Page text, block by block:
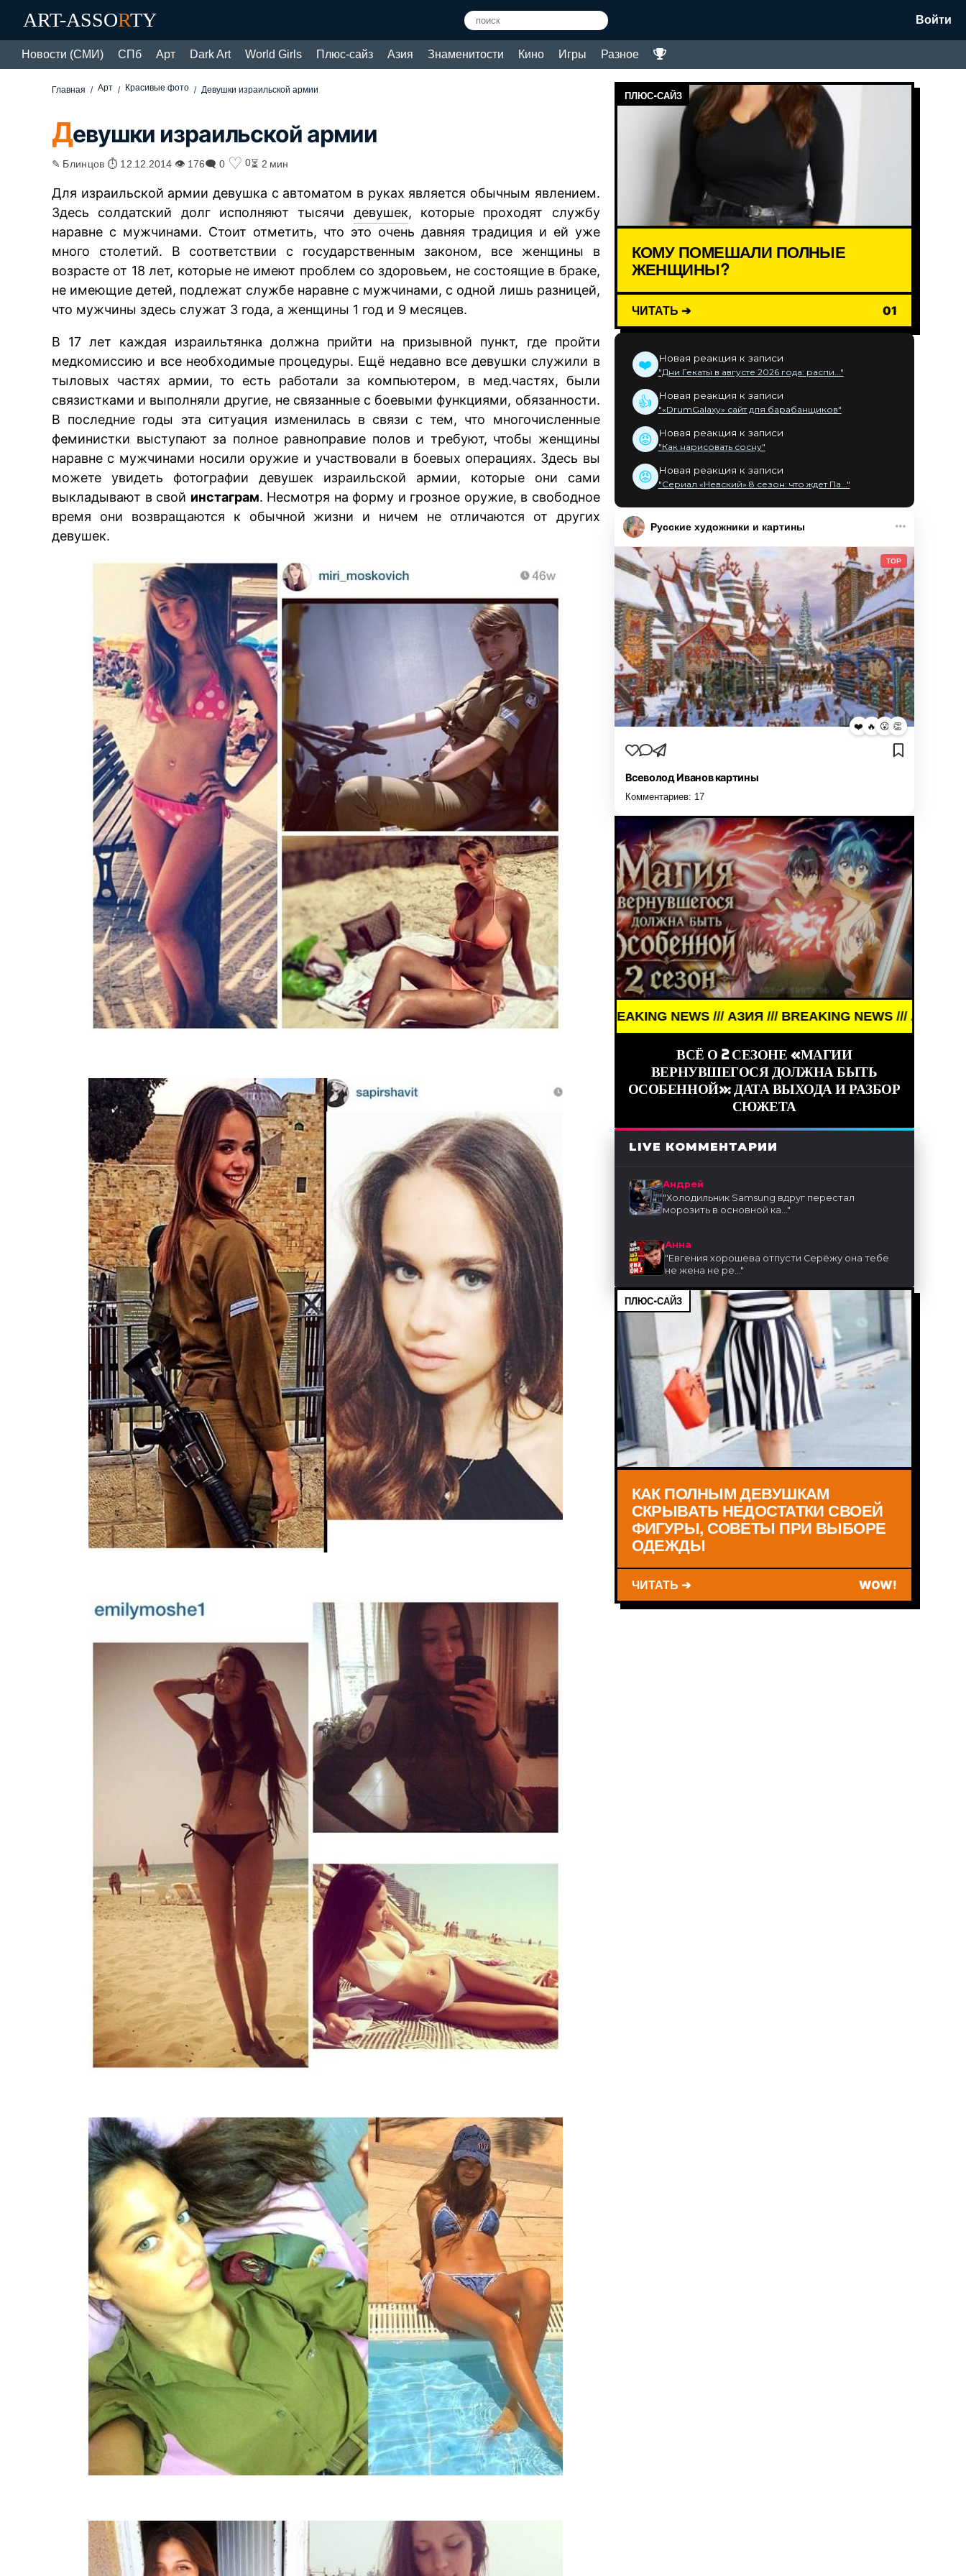
ART-ASSORTY Войти
Новости (СМИ) СПб Арт Dark Art World Girls Плюс-сайз Азия Знаменитости Кино Игры Разное
Главная Арт Красивые фото Девушки израильской армии
Девушки израильской армии
✎ Блинцов ⏱ 12.12.2014 👁 176🗨 0 ♡ 0⏳ 2 мин
Для израильской армии девушка с автоматом в руках является обычным явлением.
Здесь солдатский долг исполняют тысячи девушек, которые проходят службу
наравне с мужчинами. Стоит отметить, что это очень давняя традиция и ей уже
много столетий. В соответствии с государственным законом, все женщины в
возрасте от 18 лет, которые не имеют проблем со здоровьем, не состоящие в браке,
не имеющие детей, подлежат службе наравне с мужчинами, с одной лишь разницей,
что мужчины здесь служат 3 года, а женщины 1 год и 9 месяцев.
В 17 лет каждая израильтянка должна прийти на призывной пункт, где пройти
медкомиссию и все необходимые процедуры. Ещё недавно все девушки служили в
тыловых частях армии, то есть работали за компьютером, в мед.частях, были
связистками и выполняли другие, не связанные с боевыми функциями, обязанности.
В последние годы эта ситуация изменилась в связи с тем, что многочисленные
феминистки выступают за полное равноправие полов и требуют, чтобы женщины
наравне с мужчинами носили оружие и участвовали в боевых операциях. Здесь вы
можете увидеть фотографии девушек израильской армии, которые они сами
выкладывают в свой инстаграм. Несмотря на форму и грозное оружие, в свободное
время они возвращаются к обычной жизни и ничем не отличаются от других
девушек.
ПЛЮС-САЙЗ
КОМУ ПОМЕШАЛИ ПОЛНЫЕ
ЖЕНЩИНЫ?
ЧИТАТЬ ➔ 01
❤️ Новая реакция к записи
"Дни Гекаты в августе 2026 года: распи..."
👍 Новая реакция к записи
"«DrumGalaxy» сайт для барабанщиков"
😡 Новая реакция к записи
"Как нарисовать сосну"
😡 Новая реакция к записи
"Сериал «Невский» 8 сезон: что ждет Па..."
Русские художники и картины
TOP
❤️ 🔥 😮 👏
Всеволод Иванов картины
Комментариев: 17
BREAKING NEWS /// АЗИЯ /// BREAKING NEWS /// АЗИЯ ///
ВСЁ О 2 СЕЗОНЕ «МАГИИ
ВЕРНУВШЕГОСЯ ДОЛЖНА БЫТЬ
ОСОБЕННОЙ»: ДАТА ВЫХОДА И РАЗБОР
СЮЖЕТА
LIVE КОММЕНТАРИИ
Андрей
"Холодильник Samsung вдруг перестал
морозить в основной ка..."
Анна
"Евгения хорошева отпусти Серёжу она тебе
не жена не ре..."
ПЛЮС-САЙЗ
КАК ПОЛНЫМ ДЕВУШКАМ
СКРЫВАТЬ НЕДОСТАТКИ СВОЕЙ
ФИГУРЫ, СОВЕТЫ ПРИ ВЫБОРЕ
ОДЕЖДЫ
ЧИТАТЬ ➔ WOW!